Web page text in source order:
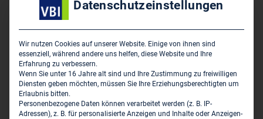
Leistungskatalogs, unter aktiver Einbeziehung des VBI,
vorgestellt, diskutiert und integriert werden. Dies war ein
sehr guter Prozess.“
Mit dem BSLK wird vor allem öffentlichen Auftraggebern
eine praxisorientierte Anwendungshilfe an die Hand
gegeben, mit der die Vergabestellen BIM-basierte Projekte
Datenschutzeinstellungen
Wir nutzen Cookies auf unserer Website. Einige von ihnen sind
essenziell, während andere uns helfen, diese Website und Ihre
Erfahrung zu verbessern.
Wenn Sie unter 16 Jahre alt sind und Ihre Zustimmung zu freiwilligen
Diensten geben möchten, müssen Sie Ihre Erziehungsberechtigten um
Erlaubnis bitten.
Personenbezogene Daten können verarbeitet werden (z. B. IP-
Adressen), z. B. für personalisierte Anzeigen und Inhalte oder Anzeigen-